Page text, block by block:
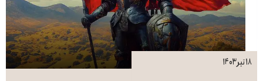
۱۸ تیر ۱۴۰۳